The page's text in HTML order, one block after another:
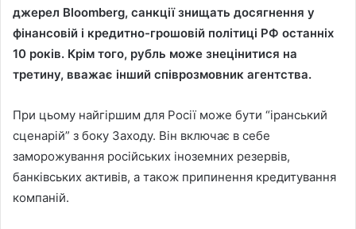
джерел Bloomberg, санкції знищать досягнення у
фінансовій і кредитно-грошовій політиці РФ останніх
10 років. Крім того, рубль може знецінитися на
третину, вважає інший співрозмовник агентства.
При цьому найгіршим для Росії може бути “іранський
сценарій” з боку Заходу. Він включає в себе
заморожування російських іноземних резервів,
банківських активів, а також припинення кредитування
компаній.